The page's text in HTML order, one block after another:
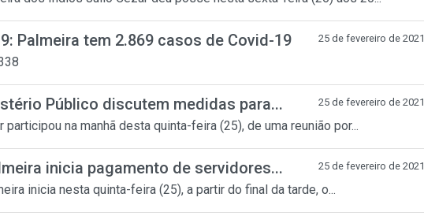
Palmeira tem 2.869 casos de Covid-19 25 de fevereiro de 2021
Público discutem medidas para... 25 de fevereiro de 2021
na manhã desta quinta-feira (25), de uma reunião por...
inicia pagamento de servidores... 25 de fevereiro de 2021
inicia nesta quinta-feira (25), a partir do final da tarde, o...